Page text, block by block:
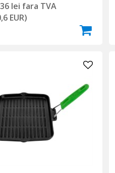
lei fara TVA
EUR)